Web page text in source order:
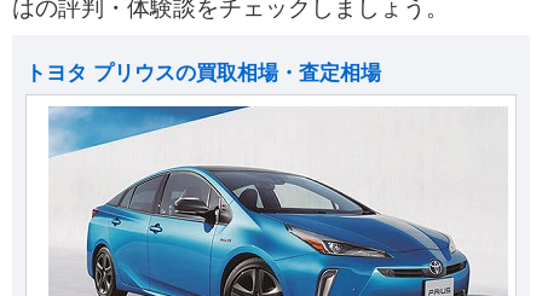
はの評判・体験談をチェックしましょう。
トヨタ プリウスの買取相場・査定相場